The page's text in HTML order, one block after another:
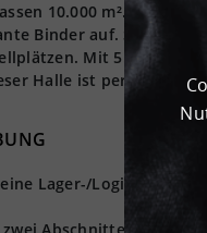
10.000 m².
Binder auf. Schon in
Mit 5.000 kg
Halle ist perfekt für
Lager-/